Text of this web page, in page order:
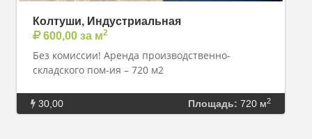
Колтуши, Индустриальная
600,00 за м2
Без комиссии! Аренда производственно-
складского пом-ия – 720 м2
30,00 Площадь: 720 м2